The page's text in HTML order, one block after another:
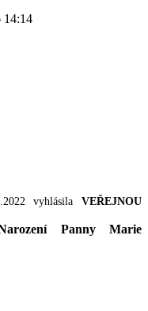
14:14
vyhlásila VEŘEJNOU
Panny Marie